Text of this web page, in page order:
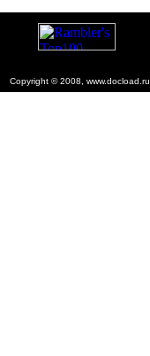
Copyright © 2008, www.docload.ru